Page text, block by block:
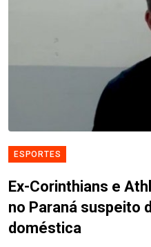
ESPORTES
Ex-Corinthians e
no Paraná suspeito
doméstica